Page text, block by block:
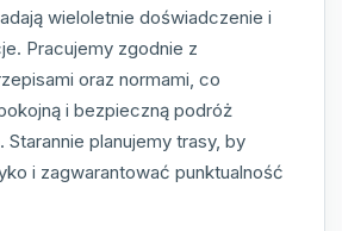
wieloletnie doświadczenie i
Pracujemy zgodnie z
oraz normami, co
i bezpieczną podróż
planujemy trasy, by
i zagwarantować punktualność